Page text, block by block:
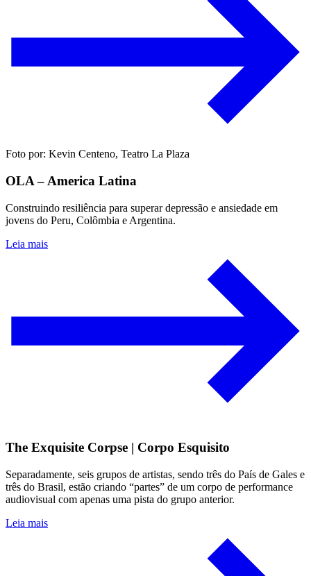
Foto por: Kevin Centeno, Teatro La Plaza
OLA – America Latina
Construindo resiliência para superar depressão e ansiedade em
jovens do Peru, Colômbia e Argentina.
Leia mais
The Exquisite Corpse | Corpo Esquisito
Separadamente, seis grupos de artistas, sendo três do País de Gales e
três do Brasil, estão criando “partes” de um corpo de performance
audiovisual com apenas uma pista do grupo anterior.
Leia mais